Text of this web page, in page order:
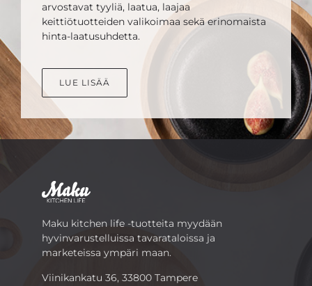
arvostavat tyyliä, laatua, laajaa
keittiötuotteiden valikoimaa sekä erinomaista
hinta-laatusuhdetta.
LUE LISÄÄ
Maku kitchen life -tuotteita myydään
hyvinvarustelluissa tavarataloissa ja
marketeissa ympäri maan.
Viinikankatu 36, 33800 Tampere